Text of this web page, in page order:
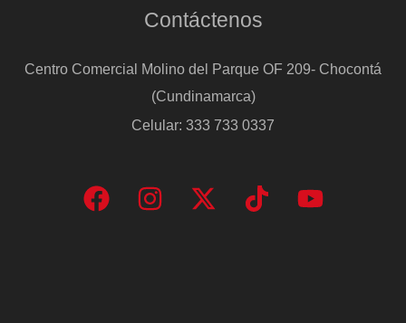
Contáctenos
Centro Comercial Molino del Parque OF 209- Chocontá
(Cundinamarca)
Celular: 333 733 0337